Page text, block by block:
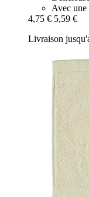
Avec une
4,75 € 5,59 €
Livraison